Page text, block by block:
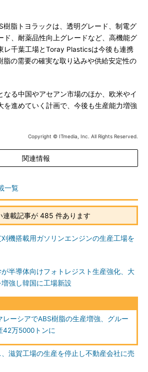
脂トヨラックは、透明グレード、制電グ
ド、耐薬品性向上グレードなど、高機能グ
レ千葉工場とToray Plasticsは今後も連携
脂の需要の確実な取り込みや供給安定性の
る中国やアセアン市場のほか、欧米やイ
を進めていく計画で、今後も生産能力増強
Copyright © ITmedia, Inc. All Rights Reserved.
関連情報
一覧
連載記事が 485 件あります
機搭載用ガソリンエンジンの生産工場を
半導体向けフォトレジスト生産強化、大
増強し韓国に工場新設
レーシアでABS樹脂の生産増強、グルー
42万5000トンに
、滋賀工場の生産を停止し不動産会社に売